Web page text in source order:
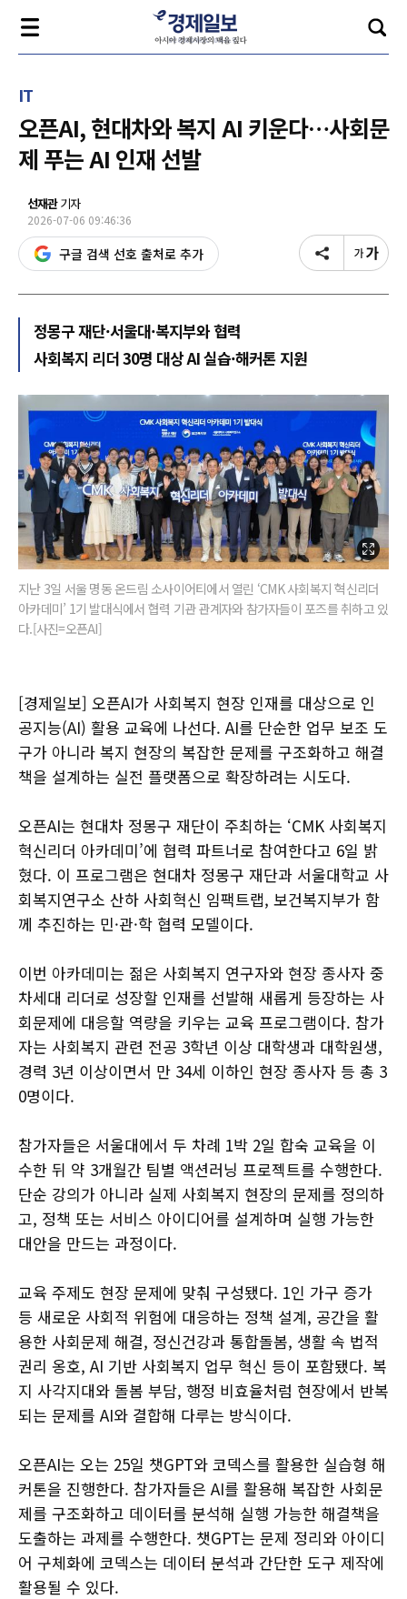
IT
오픈AI, 현대차와 복지 AI 키운다…사회문
제 푸는 AI 인재 선발
선재관기자
2026-07-06 09:46:36
구글 검색 선호 출처로 추가
정몽구 재단·서울대·복지부와 협력
사회복지 리더 30명 대상 AI 실습·해커톤 지원
지난 3일 서울 명동 온드림 소사이어티에서 열린 ‘CMK 사회복지 혁신리더
아카데미’ 1기 발대식에서 협력 기관 관계자와 참가자들이 포즈를 취하고 있
다.[사진=오픈AI]
[경제일보] 오픈AI가 사회복지 현장 인재를 대상으로 인
공지능(AI) 활용 교육에 나선다. AI를 단순한 업무 보조 도
구가 아니라 복지 현장의 복잡한 문제를 구조화하고 해결
책을 설계하는 실전 플랫폼으로 확장하려는 시도다.
오픈AI는 현대차 정몽구 재단이 주최하는 ‘CMK 사회복지
혁신리더 아카데미’에 협력 파트너로 참여한다고 6일 밝
혔다. 이 프로그램은 현대차 정몽구 재단과 서울대학교 사
회복지연구소 산하 사회혁신 임팩트랩, 보건복지부가 함
께 추진하는 민·관·학 협력 모델이다.
이번 아카데미는 젊은 사회복지 연구자와 현장 종사자 중
차세대 리더로 성장할 인재를 선발해 새롭게 등장하는 사
회문제에 대응할 역량을 키우는 교육 프로그램이다. 참가
자는 사회복지 관련 전공 3학년 이상 대학생과 대학원생,
경력 3년 이상이면서 만 34세 이하인 현장 종사자 등 총 3
0명이다.
참가자들은 서울대에서 두 차례 1박 2일 합숙 교육을 이
수한 뒤 약 3개월간 팀별 액션러닝 프로젝트를 수행한다.
단순 강의가 아니라 실제 사회복지 현장의 문제를 정의하
고, 정책 또는 서비스 아이디어를 설계하며 실행 가능한
대안을 만드는 과정이다.
교육 주제도 현장 문제에 맞춰 구성됐다. 1인 가구 증가
등 새로운 사회적 위험에 대응하는 정책 설계, 공간을 활
용한 사회문제 해결, 정신건강과 통합돌봄, 생활 속 법적
권리 옹호, AI 기반 사회복지 업무 혁신 등이 포함됐다. 복
지 사각지대와 돌봄 부담, 행정 비효율처럼 현장에서 반복
되는 문제를 AI와 결합해 다루는 방식이다.
오픈AI는 오는 25일 챗GPT와 코덱스를 활용한 실습형 해
커톤을 진행한다. 참가자들은 AI를 활용해 복잡한 사회문
제를 구조화하고 데이터를 분석해 실행 가능한 해결책을
도출하는 과제를 수행한다. 챗GPT는 문제 정리와 아이디
어 구체화에 코덱스는 데이터 분석과 간단한 도구 제작에
활용될 수 있다.